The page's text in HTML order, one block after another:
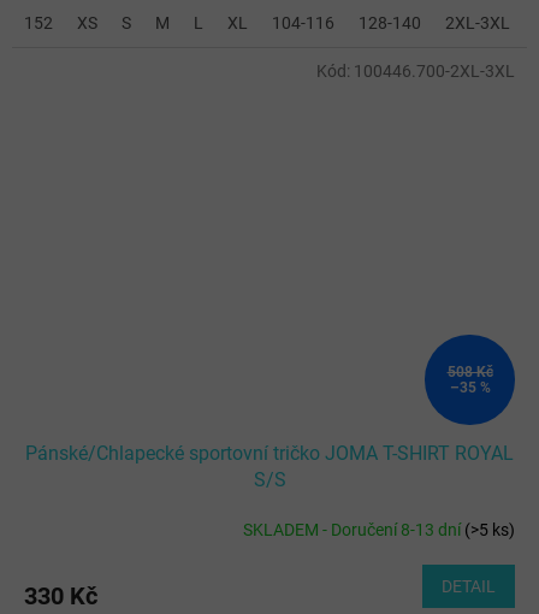
152 XS S M L XL 104-116 128-140 2XL-3XL
508 Kč
–35 %
Pánské/Chlapecké sportovní tričko JOMA T-SHIRT ROYAL
S/S
SKLADEM - Doručení 8-13 dní(>5 ks)
330 Kč DETAIL
Kód: 100446.700-2XL-3XL